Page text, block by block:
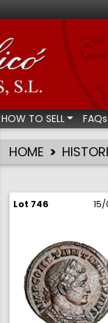
HOW TO SELL FAQs
HOME
Lot 746 15/